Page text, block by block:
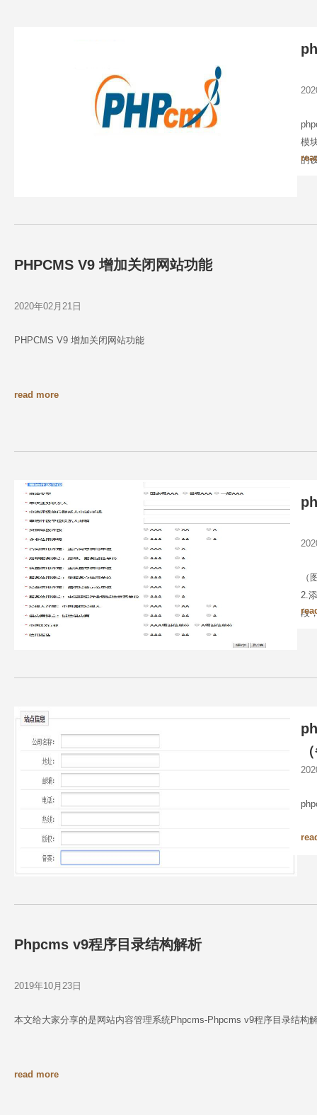
模
的
PHPCMS V9 增加关闭网站功能
2020年02月21日
PHPCMS V9 增加关闭网站功能
read more
（
2.
段
Phpcms v9程序目录结构解析
2019年10月23日
本文给大家分享的是网站内容管理系统Phpcms-Phpcms v9程序目录结构
read more